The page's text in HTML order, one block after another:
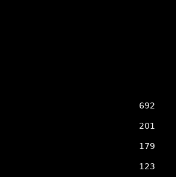
692
201
179
123